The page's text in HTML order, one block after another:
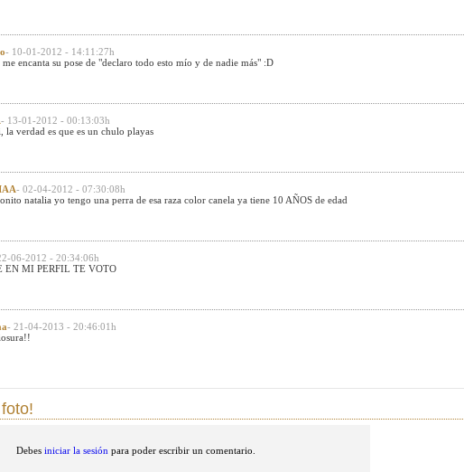
- 10-01-2012 - 14:11:27h
me encanta su pose de "declaro todo esto mío y de nadie más" :D
- 13-01-2012 - 00:13:03h
la verdad es que es un chulo playas
- 02-04-2012 - 07:30:08h
natalia yo tengo una perra de esa raza color canela ya tiene 10 AÑOS de edad
06-2012 - 20:34:06h
EN MI PERFIL TE VOTO
- 21-04-2013 - 20:46:01h
Debes iniciar la sesión para poder escribir un comentario.